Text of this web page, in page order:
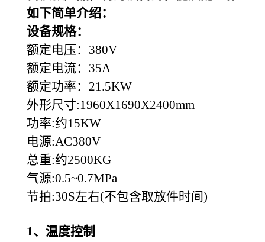
如下简单介绍：
设备规格：
额定电压：380V
额定电流：35A
额定功率：21.5KW
外形尺寸:1960X1690X2400mm
功率:约15KW
电源:AC380V
总重:约2500KG
气源:0.5~0.7MPa
节拍:30S左右(不包含取放件时间)
1、温度控制